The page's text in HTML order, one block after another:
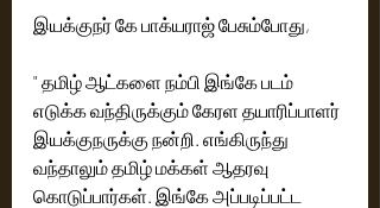
இயக்குநர் கே பாக்யராஜ் பேசும்போது,
" தமிழ் ஆட்களை நம்பி இங்கே படம்
எடுக்க வந்திருக்கும் கேரள தயாரிப்பாளர்
இயக்குநருக்கு நன்றி. எங்கிருந்து
வந்தாலும் தமிழ் மக்கள் ஆதரவு
கொடுப்பார்கள். இங்கே அப்படிப்பட்ட